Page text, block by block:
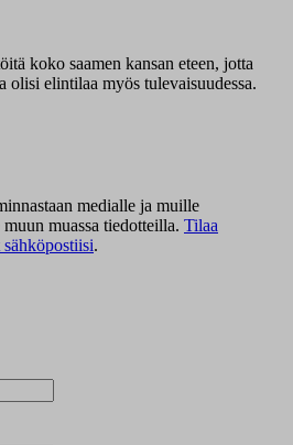
koko saamen kansan eteen, jotta
elintilaa myös tulevaisuudessa.
medialle ja muille
muassa tiedotteilla. Tilaa
sähköpostiisi.